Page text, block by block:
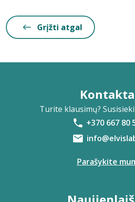
Grįžti atgal
Turite klausimų?
+370 667 80
Parašykite